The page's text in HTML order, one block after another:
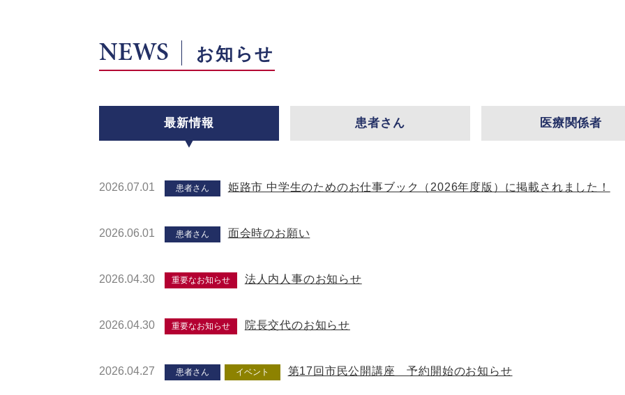
NEWS お知らせ
最新情報 患者さん 医療関係者
2026.07.01 患者さん 姫路市 中学生のためのお仕事ブック（2026年度版）に掲載されました！
2026.06.01 患者さん 面会時のお願い
2026.04.30 重要なお知らせ 法人内人事のお知らせ
2026.04.30 重要なお知らせ 院長交代のお知らせ
2026.04.27 患者さん イベント 第17回市民公開講座 予約開始のお知らせ